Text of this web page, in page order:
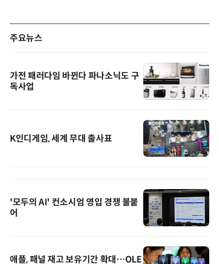
주요뉴스
가전 패러다임 바뀐다 파나소닉도 구
독사업
K인디게임, 세계 무대 출사표
'모두의 AI' 컨소시엄 영입 경쟁 불붙
어
애플, 패널 재고 보유기간 확대…OLE